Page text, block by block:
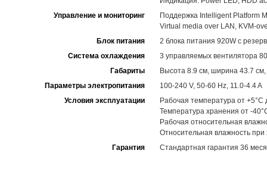
Управление и мониторинг
Поддержка Intelligent Platform
Virtual media over LAN, KVM-
Блок питания
2 блока питания 920W с
Система охлаждения
3 управляемых вентилятора
Габариты
Высота 8.9 см, ширина 43.7 см,
Параметры электропитания
100-240 V, 50-60 Hz, 11.0-4.4 A
Условия эксплуатации
Рабочая температура от +5°C
Температура хранения от -
Рабочая относительная
Относительная влажность
Гарантия
Стандартная гарантия 36